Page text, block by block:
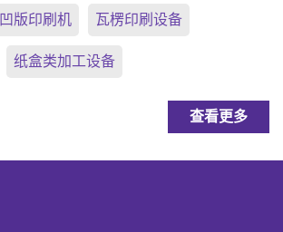
凹版印刷机 瓦楞印刷设备
纸盒类加工设备
查看更多